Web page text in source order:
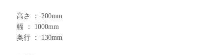
高さ ： 200mm
幅 ： 1000mm
奥行 ： 130mm